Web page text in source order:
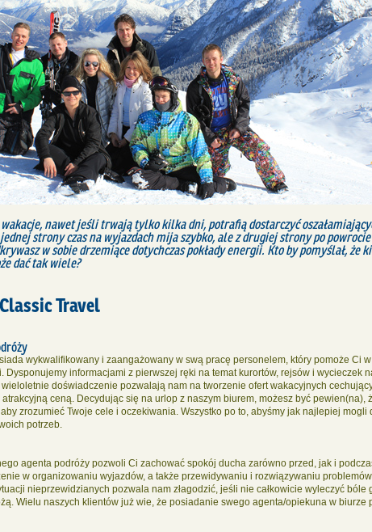
nawet jeśli trwają tylko kilka dni, potrafią dostarczyć
strony czas na wyjazdach mija szybko, ale z drugiej strony po
w sobie drzemiące dotychczas pokłady energii. Kto by pomyślał, że
dać tak wiele?
Travel
wykwalifikowany i zaangażowany w swą pracę personelem, który pomoże Ci
Dysponujemy informacjami z pierwszej ręki na temat kurortów, rejsów i wycieczek
doświadczenie pozwalają nam na tworzenie ofert wakacyjnych
ceną. Decydując się na urlop z naszym biurem, możesz być pewien(na),
zrozumieć Twoje cele i oczekiwania. Wszystko po to, abyśmy jak najlepiej mogli
potrzeb.
agenta podróży pozwoli Ci zachować spokój ducha zarówno przed, jak i
w organizowaniu wyjazdów, a także przewidywaniu i rozwiązywaniu problemów
nieprzewidzianych pozwala nam złagodzić, jeśli nie całkowicie wyleczyć bóle
Wielu naszych klientów już wie, że posiadanie swego agenta/opiekuna w biurze